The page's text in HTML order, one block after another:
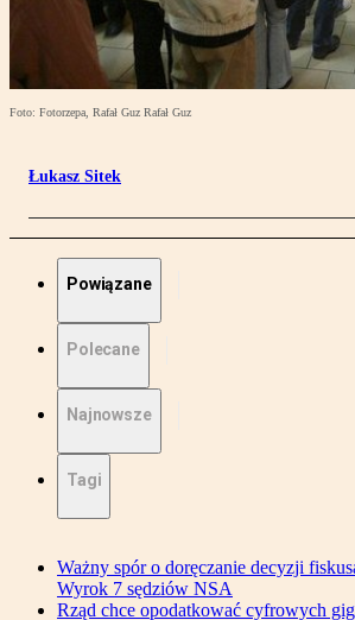
Foto: Fotorzepa, Rafał Guz Rafał Guz
Łukasz Sitek
Powiązane
Polecane
Najnowsze
Tagi
Ważny spór o doręczanie decyzji
Wyrok 7 sędziów NSA
Rząd chce opodatkować cyfrowych